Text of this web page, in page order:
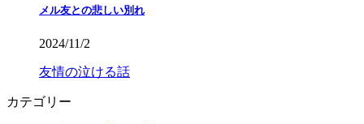
メル友との悲しい別れ
2024/11/2
友情の泣ける話
カテゴリー